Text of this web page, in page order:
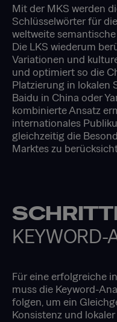
Mit der MKS werden
Schlüsselwörter für
weltweite
Die LKS wiederum
Variationen und
und optimiert so die
Platzierung in lokalen
Baidu in China oder
kombinierte Ansatz
internationales
gleichzeitig die
Marktes zu
KEYWORD-
Für eine erfolgreiche
muss die Keyword-
folgen, um ein
Konsistenz und